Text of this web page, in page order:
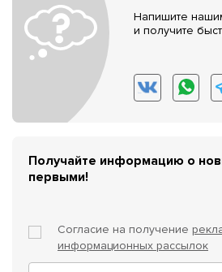
Напишите
и получите
Получайте информацию о
первыми!
Согласие на получение
информационных рассылок